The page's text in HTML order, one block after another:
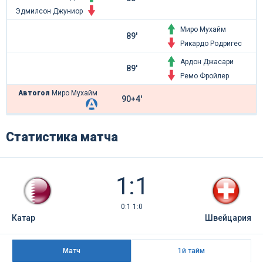
Эдмилсон Джуниор
89'
Миро Мухайм
Рикардо Родригес
89'
Ардон Джасари
Ремо Фройлер
Автогол Миро Мухайм
90+4'
Статистика матча
1:1
0:1 1:0
Катар Швейцария
Матч 1й тайм